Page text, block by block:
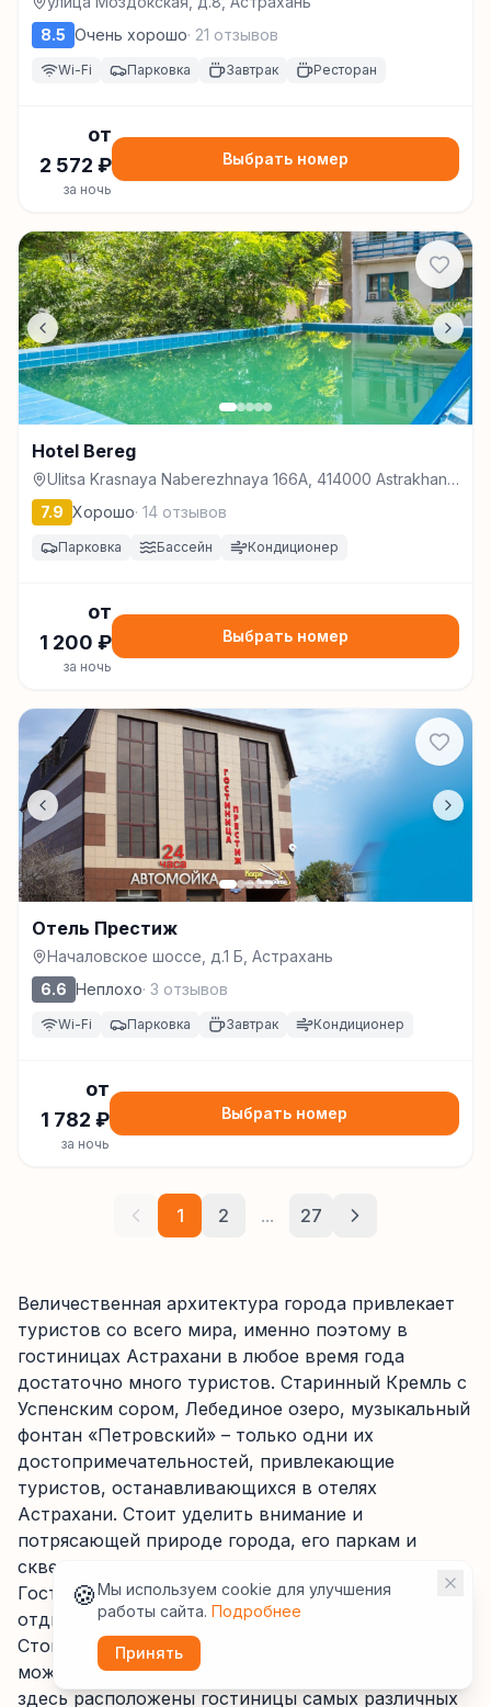
8.5 Очень хорошо· 21 отзывов
Wi-Fi Парковка Завтрак Ресторан
от
2 572 ₽
за ночь
Выбрать номер
Hotel Bereg
Ulitsa Krasnaya Naberezhnaya 166A, 414000 Astrakhan,
Russia, Астрахань
7.9 Хорошо· 14 отзывов
Парковка Бассейн Кондиционер
от
1 200 ₽
за ночь
Выбрать номер
Отель Престиж
Началовское шоссе, д.1 Б, Астрахань
6.6 Неплохо· 3 отзывов
Wi-Fi Парковка Завтрак Кондиционер
от
1 782 ₽
за ночь
Выбрать номер
1 2 ... 27
Величественная архитектура города привлекает
туристов со всего мира, именно поэтому в
гостиницах Астрахани в любое время года
достаточно много туристов. Старинный Кремль с
Успенским сором, Лебединое озеро, музыкальный
фонтан «Петровский» – только одни их
достопримечательностей, привлекающие
туристов, останавливающихся в отелях
Астрахани. Стоит уделить внимание и
потрясающей природе города, его паркам и
скверам.
Гостиницы Астрахани – лучшее для вашего
отдыха!
Стоит отметить, что найти отель в Астрахани
можно, исходя из любых предпочтений, ведь
здесь расположены гостиницы самых различных
🍪Мы используем cookie для улучшения
работы сайта. Подробнее
Принять